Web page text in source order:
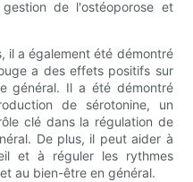
de l'ostéoporose et
il a également été démontré
a des effets positifs sur
général. Il a été démontré
de sérotonine, un
clé dans la régulation de
De plus, il peut aider à
et à réguler les rythmes
au bien-être en général.